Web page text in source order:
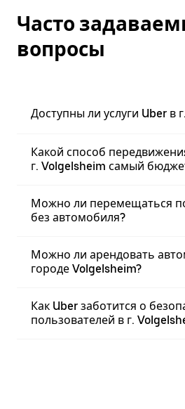
Часто
вопросы
Доступны ли услуги Uber в
Какой способ
г. Volgelsheim самый
Можно ли перемещаться
без автомобиля?
Можно ли арендовать
городе Volgelsheim?
Как Uber заботится о
пользователей в г.